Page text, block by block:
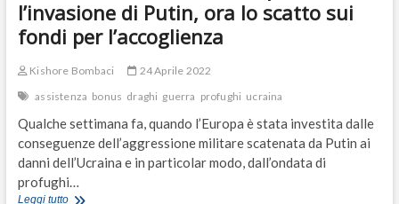
l’invasione di Putin, ora lo scatto sui
fondi per l’accoglienza
Kishore Bombaci
24 Aprile 2022
assistenza bonus draghi guerra profughi ucraina
Qualche settimana fa, quando l’Europa è stata investita dalle
conseguenze dell’aggressione militare scatenata da Putin ai
danni dell’Ucraina e in particolar modo, dall’ondata di
profughi…
Leggi tutto100mila